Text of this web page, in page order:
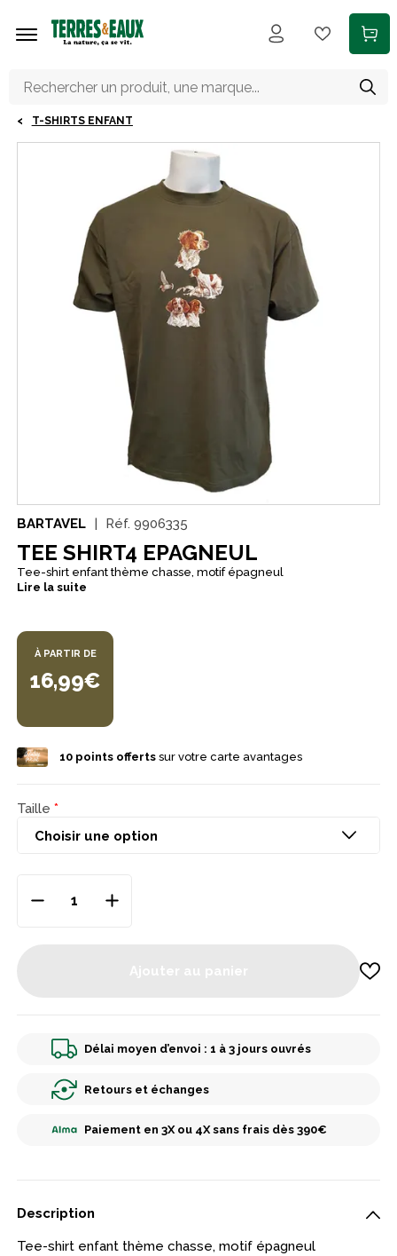
T-SHIRTS ENFANT
BARTAVEL Réf. 9906335
TEE SHIRT4 EPAGNEUL
Tee-shirt enfant thème chasse, motif épagneul
Lire la suite
À PARTIR DE
16,99€
10points offertssur votre carte avantages
Taille
Délai moyen d’envoi : 1 à 3 jours ouvrés
Retours et échanges
Paiement en 3X ou 4X sans frais dès 390€
Description
Tee-shirt enfant thème chasse, motif épagneul